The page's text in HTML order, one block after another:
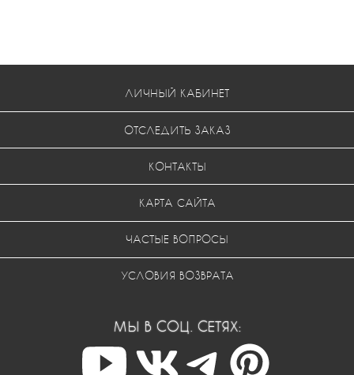
ЛИЧНЫЙ КАБИНЕТ
ОТСЛЕДИТЬ ЗАКАЗ
КОНТАКТЫ
КАРТА САЙТА
ЧАСТЫЕ ВОПРОСЫ
УСЛОВИЯ ВОЗВРАТА
МЫ В СОЦ. СЕТЯХ: